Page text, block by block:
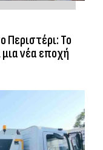
Περιστέρι: Το
νέα εποχή